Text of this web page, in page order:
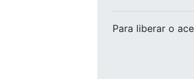
Para liberar o